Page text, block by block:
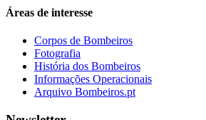
Áreas de interesse
Corpos de Bombeiros
Fotografia
História dos Bombeiros
Informações Operacionais
Arquivo Bombeiros.pt